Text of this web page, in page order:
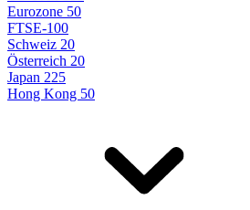
Eurozone 50
FTSE-100
Schweiz 20
Österreich 20
Japan 225
Hong Kong 50